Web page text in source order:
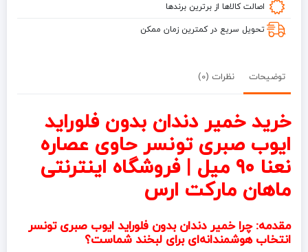
نعنا
حجم
اصالت کالاها از برترین برندها
تحویل سریع در کمترین زمان ممکن
توضیحات نظرات (0)
خرید خمیر دندان بدون فلوراید
ایوب صبری تونسر حاوی عصاره
نعنا ۹۰ میل | فروشگاه اینترنتی
ماهان مارکت ارس
مقدمه: چرا خمیر دندان بدون فلوراید ایوب صبری تونسر
انتخاب هوشمندانه‌ای برای لبخند شماست؟